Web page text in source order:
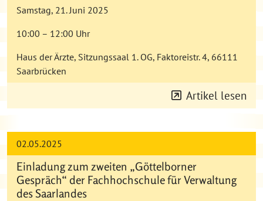
Samstag, 21. Juni 2025
10:00 – 12:00 Uhr
Haus der Ärzte, Sitzungssaal 1. OG, Faktoreistr. 4, 66111
Saarbrücken
Artikel lesen
02.05.2025
Einladung zum zweiten „Göttelborner
Gespräch“ der Fachhochschule für Verwaltung
des Saarlandes